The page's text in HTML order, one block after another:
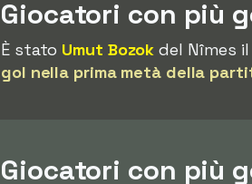
Giocatori con più
È stato Umut Bozok del Nîmes
gol nella prima metà della
Giocatori con più